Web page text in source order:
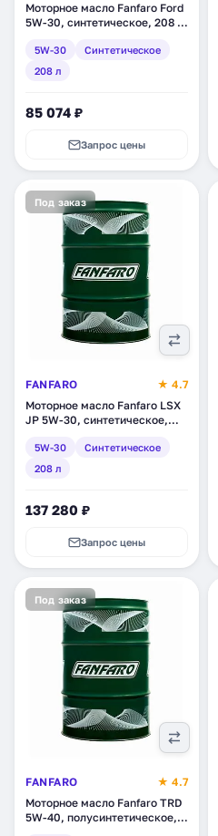
Моторное масло Fanfaro Ford
5W-30, синтетическое, 208 л
5W-30
Синтетическое
208 л
85 074 ₽
Запрос цены
Под заказ
FANFARO
★ 4.7
Моторное масло Fanfaro LSX
JP 5W-30, синтетическое,
5W-30
Синтетическое
208 л
137 280 ₽
Запрос цены
Под заказ
FANFARO
★ 4.7
Моторное масло Fanfaro TRD
5W-40, полусинтетическое,